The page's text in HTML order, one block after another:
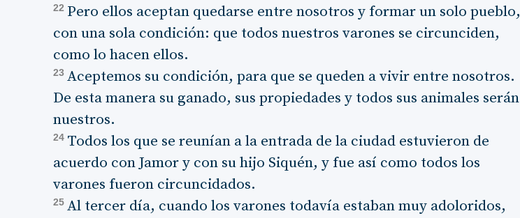
22 Pero ellos aceptan quedarse entre nosotros y formar un solo pueblo,
con una sola condición: que todos nuestros varones se circunciden,
como lo hacen ellos.
23 Aceptemos su condición, para que se queden a vivir entre nosotros.
De esta manera su ganado, sus propiedades y todos sus animales serán
nuestros.
24 Todos los que se reunían a la entrada de la ciudad estuvieron de
acuerdo con Jamor y con su hijo Siquén, y fue así como todos los
varones fueron circuncidados.
25 Al tercer día, cuando los varones todavía estaban muy adoloridos,